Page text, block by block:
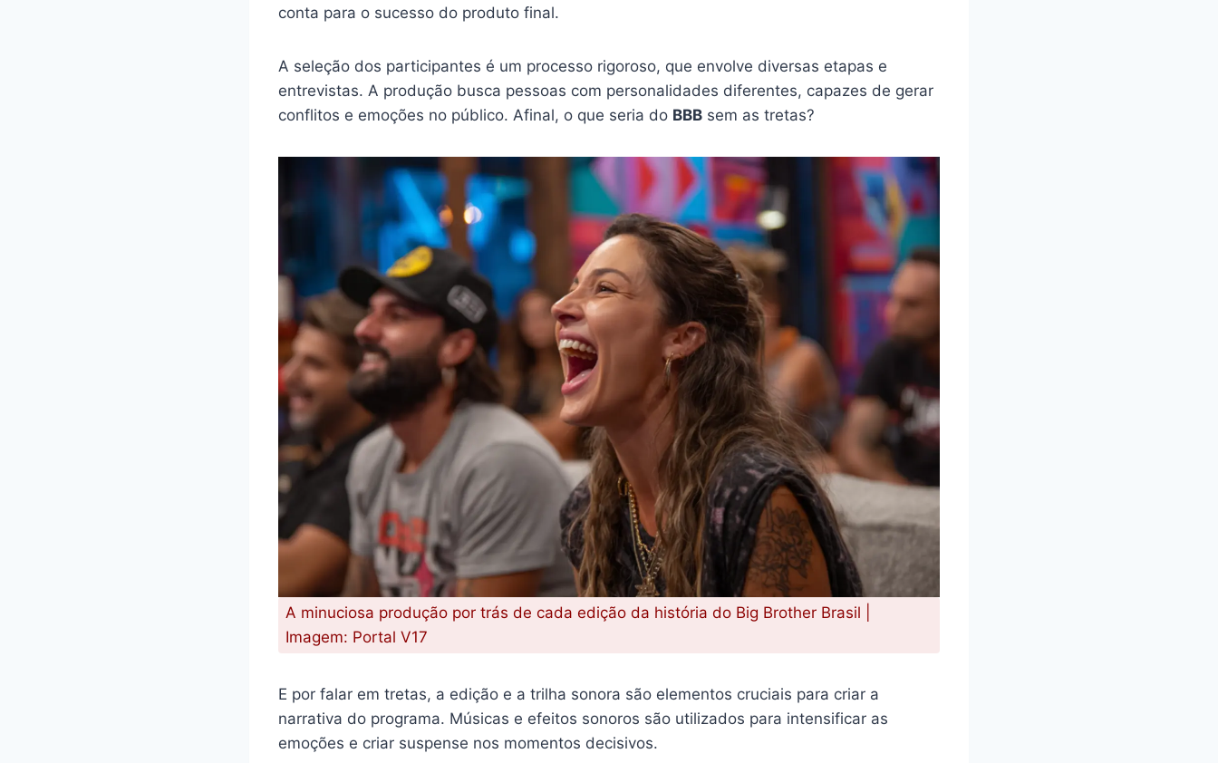
conta para o sucesso do produto final.
A seleção dos participantes é um processo rigoroso, que envolve diversas etapas e
entrevistas. A produção busca pessoas com personalidades diferentes, capazes de gerar
conflitos e emoções no público. Afinal, o que seria do BBB sem as tretas?
A minuciosa produção por trás de cada edição da história do Big Brother Brasil |
Imagem: Portal V17
E por falar em tretas, a edição e a trilha sonora são elementos cruciais para criar a
narrativa do programa. Músicas e efeitos sonoros são utilizados para intensificar as
emoções e criar suspense nos momentos decisivos.